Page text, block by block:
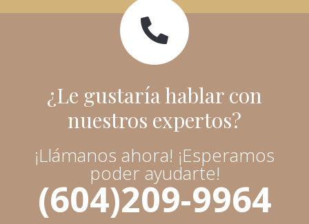
¿Le gustaría hablar con
nuestros expertos?
¡Llámanos ahora! ¡Esperamos
poder ayudarte!
(604)209-9964